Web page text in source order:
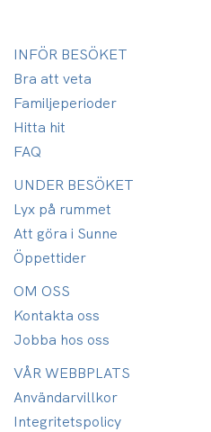
INFÖR BESÖKET
Bra att veta
Familjeperioder
Hitta hit
FAQ
UNDER BESÖKET
Lyx på rummet
Att göra i Sunne
Öppettider
OM OSS
Kontakta oss
Jobba hos oss
VÅR WEBBPLATS
Användarvillkor
Integritetspolicy